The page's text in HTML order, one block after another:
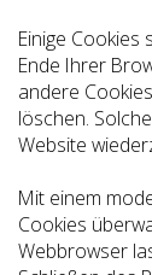
Einige Cookies
Ende Ihrer
andere
löschen.
Website
Mit einem
Cookies
Webbrowser